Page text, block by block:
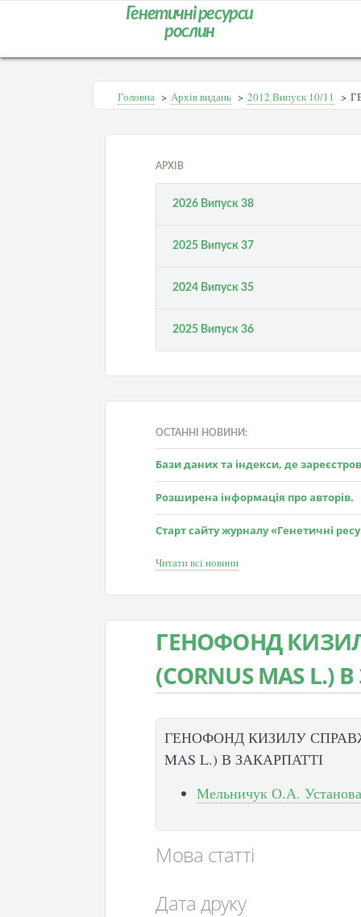
Генетичні ресурси
рослин
Головна > Архів видань > 2012 Випуск 10/11 >
АРХІВ
2026 Випуск 38
2025 Випуск 37
2024 Випуск 35
2025 Випуск 36
ОСТАННІ НОВИНИ:
Бази даних та індекси, де
Розширена інформація про авторів.
Старт сайту журналу «Генетичні
Читати всі новини
ГЕНОФОНД
(CORNUS MAS L.)
ГЕНОФОНД КИЗИЛУ
MAS L.) В ЗАКАРПАТТІ
Мельничук О.А.
Мова статті
Дата друку